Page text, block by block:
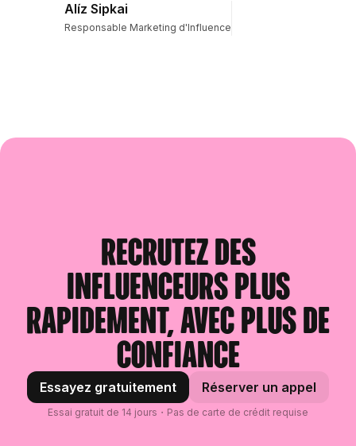
Alíz Sipkai
Responsable Marketing d'Influence
Recrutez des
influenceurs plus
rapidement, avec plus de
confiance
Essayez gratuitement Réserver un appel
Essai gratuit de 14 jours・Pas de carte de crédit requise